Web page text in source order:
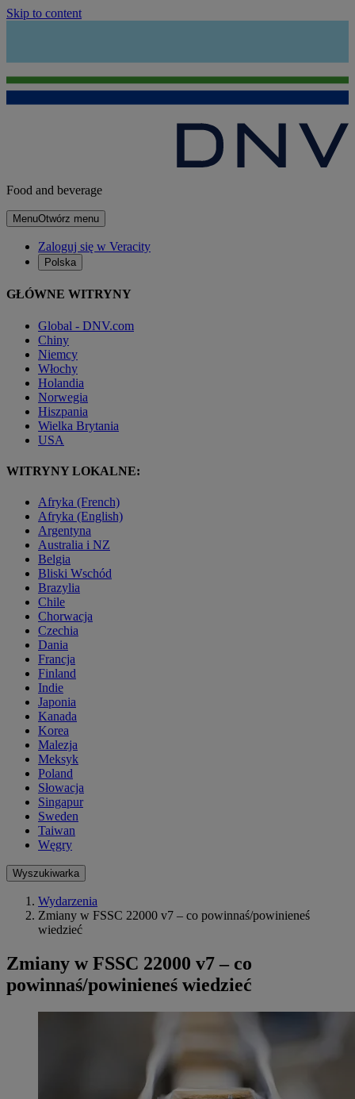
Skip to content
Food and beverage
MenuOtwórz menu
Zaloguj się w Veracity
Polska
GŁÓWNE WITRYNY
Global - DNV.com
Chiny
Niemcy
Włochy
Holandia
Norwegia
Hiszpania
Wielka Brytania
USA
WITRYNY LOKALNE:
Afryka (French)
Afryka (English)
Argentyna
Australia i NZ
Belgia
Bliski Wschód
Brazylia
Chile
Chorwacja
Czechia
Dania
Francja
Finland
Indie
Japonia
Kanada
Korea
Malezja
Meksyk
Poland
Słowacja
Singapur
Sweden
Taiwan
Węgry
Wyszukiwarka
Wydarzenia
Zmiany w FSSC 22000 v7 – co powinnaś/powinieneś
wiedzieć
Zmiany w FSSC 22000 v7 – co
powinnaś/powinieneś wiedzieć